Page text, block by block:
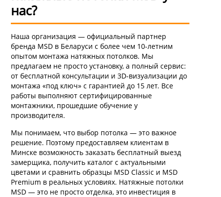
нас?
Наша организация — официальный партнер
бренда MSD в Беларуси с более чем 10-летним
опытом монтажа натяжных потолков. Мы
предлагаем не просто установку, а полный сервис:
от бесплатной консультации и 3D-визуализации до
монтажа «под ключ» с гарантией до 15 лет. Все
работы выполняют сертифицированные
монтажники, прошедшие обучение у
производителя.
Мы понимаем, что выбор потолка — это важное
решение. Поэтому предоставляем клиентам в
Минске возможность заказать бесплатный выезд
замерщика, получить каталог с актуальными
цветами и сравнить образцы MSD Classic и MSD
Premium в реальных условиях. Натяжные потолки
MSD — это не просто отделка, это инвестиция в